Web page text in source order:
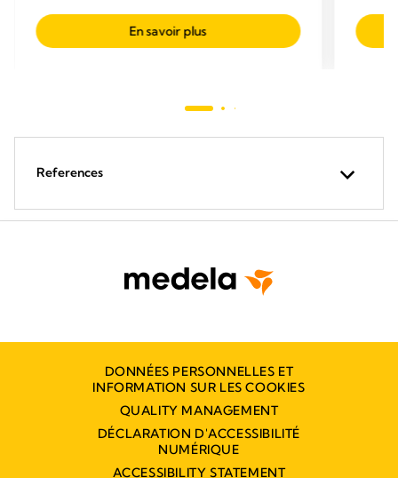
En savoir plus
References
DONNÉES PERSONNELLES ET
INFORMATION SUR LES COOKIES
QUALITY MANAGEMENT
DÉCLARATION D'ACCESSIBILITÉ
NUMÉRIQUE
ACCESSIBILITY STATEMENT